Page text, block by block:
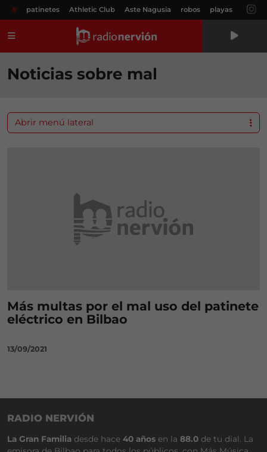
# patinetes Athletic Club Aste Nagusia robos playas
Noticias sobre mal
Más multas por el mal uso del patinete
eléctrico en Bilbao
13/09/2021
Abrir menú lateral
RADIO NERVIÓN
La Gran Familia desde hace 40 años en la 88.0 de tu dial. La